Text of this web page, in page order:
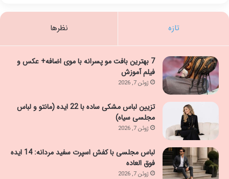
تازه نظرها
7 بهترین بافت مو پسرانه با موی اضافه+ عکس و
فیلم آموزش
ژوئن 7, 2026
تزیین لباس مشکی ساده با 22 ایده (مانتو و لباس
مجلسی سیاه)
ژوئن 7, 2026
لباس مجلسی با کفش اسپرت سفید مردانه: 14 ایده
فوق العاده
ژوئن 7, 2026